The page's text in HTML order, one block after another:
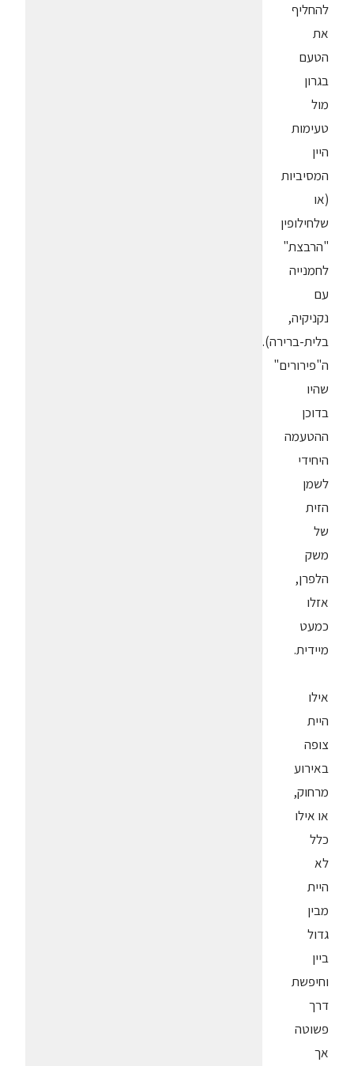
להחליף
את
הטעם
בגרון
מול
טעימות
היין
המסיביות
(או
שלחילופין
"הרבצת"
לחמנייה
עם
נקניקיה,
בלית-ברירה).
ה"פירורים"
שהיו
בדוכן
ההטעמה
היחידי
לשמן
הזית
של
משק
הלפרן,
אזלו
כמעט
מיידית.
אילו
היית
צופה
באירוע
מרחוק,
או אילו
כלל
לא
היית
מבין
גדול
ביין
וחיפשת
דרך
פשוטה
אך